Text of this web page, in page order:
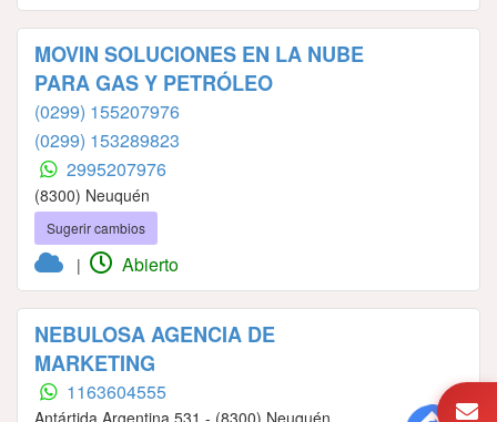
MOVIN SOLUCIONES EN LA NUBE
PARA GAS Y PETRÓLEO
(0299) 155207976
(0299) 153289823
2995207976
(8300) Neuquén
Sugerir cambios
| Abierto
NEBULOSA AGENCIA DE
MARKETING
1163604555
Antártida Argentina 531 - (8300) Neuquén